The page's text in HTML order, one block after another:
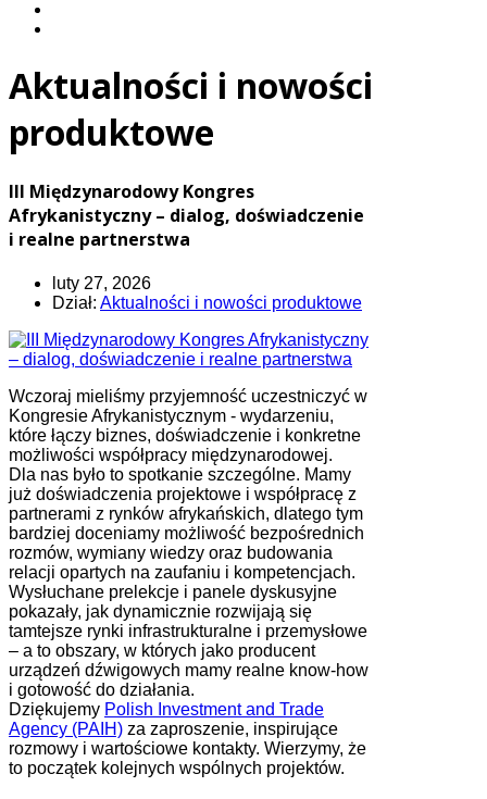
Aktualności i nowości
produktowe
III Międzynarodowy Kongres
Afrykanistyczny – dialog, doświadczenie
i realne partnerstwa
luty 27, 2026
Dział: Aktualności i nowości produktowe
Wczoraj mieliśmy przyjemność uczestniczyć w
Kongresie Afrykanistycznym - wydarzeniu,
które łączy biznes, doświadczenie i konkretne
możliwości współpracy międzynarodowej.
Dla nas było to spotkanie szczególne. Mamy
już doświadczenia projektowe i współpracę z
partnerami z rynków afrykańskich, dlatego tym
bardziej doceniamy możliwość bezpośrednich
rozmów, wymiany wiedzy oraz budowania
relacji opartych na zaufaniu i kompetencjach.
Wysłuchane prelekcje i panele dyskusyjne
pokazały, jak dynamicznie rozwijają się
tamtejsze rynki infrastrukturalne i przemysłowe
– a to obszary, w których jako producent
urządzeń dźwigowych mamy realne know-how
i gotowość do działania.
Dziękujemy Polish Investment and Trade
Agency (PAIH) za zaproszenie, inspirujące
rozmowy i wartościowe kontakty. Wierzymy, że
to początek kolejnych wspólnych projektów.